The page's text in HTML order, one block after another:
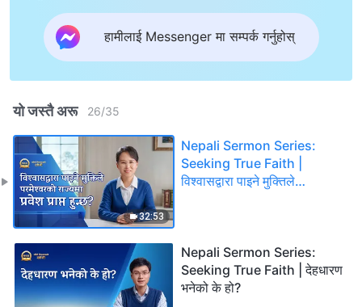
हामीलाई Messenger मा सम्पर्क गर्नुहोस्
यो जस्तै अरू 26/35
32:53
Nepali Sermon Series:
Seeking True Faith |
विश्‍वासद्वारा पाइने मुक्तिले
Nepali Sermon Series:
Seeking True Faith | देहधारण
भनेको के हो?